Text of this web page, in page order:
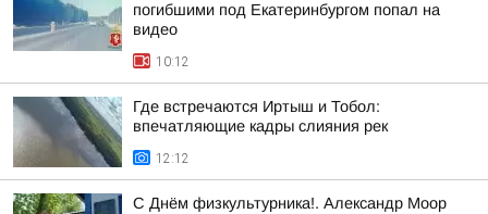
погибшими под Екатеринбургом попал на
видео
10:12
Где встречаются Иртыш и Тобол:
впечатляющие кадры слияния рек
12:12
С Днём физкультурника!. Александр Моор